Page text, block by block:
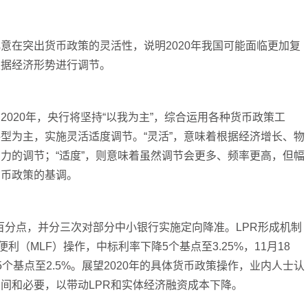
在突出货币政策的灵活性，说明2020年我国可能面临更加复
经济形势进行调节。
年，央行将坚持“以我为主”，综合运用各种货币政策工
为主，实施灵活适度调节。“灵活”，意味着根据经济增长、物
的调节；“适度”，则意味着虽然调节会更多、频率更高，但幅
政策的基调。
点，并分三次对部分中小银行实施定向降准。LPR形成机制
利（MLF）操作，中标利率下降5个基点至3.25%，11月18
基点至2.5%。展望2020年的具体货币政策操作，业内人士认
和必要，以带动LPR和实体经济融资成本下降。